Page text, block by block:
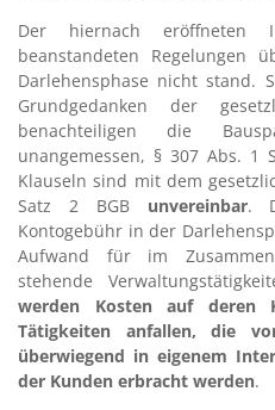
Der hiernach eröffneten
beanstandeten Regelungen
Darlehensphase nicht stand.
Grundgedanken der
benachteiligen die
unangemessen, § 307 Abs. 1
Klauseln sind mit dem
Satz 2 BGB unvereinbar.
Kontogebühr in der
Aufwand für im
stehende
werden Kosten auf deren
Tätigkeiten anfallen, die
überwiegend in eigenem
der Kunden erbracht werden.